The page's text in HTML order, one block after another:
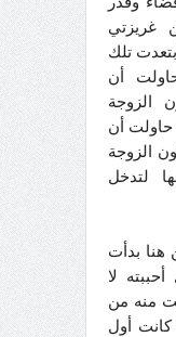
غريزتي
تلك
أن
الزوجة
حاولت أن
الزوجة
لتدخل
هنا بدأت
لا
منه من
كانت أول